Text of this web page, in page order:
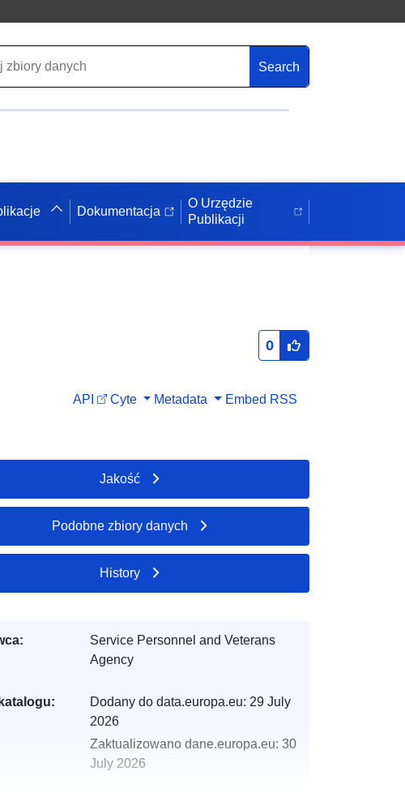
Search
Dokumentacja
O Urzędzie
Publikacji
0
API Cyte Metadata Embed RSS
Jakość
Podobne zbiory danych
History
Service Personnel and Veterans
Agency
Dodany do data.europa.eu: 29 July
2026
Zaktualizowano dane.europa.eu: 30
July 2026